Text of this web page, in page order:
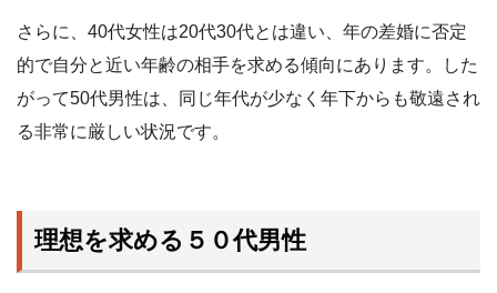
さらに、40代女性は20代30代とは違い、年の差婚に否定
的で自分と近い年齢の相手を求める傾向にあります。した
がって50代男性は、同じ年代が少なく年下からも敬遠され
る非常に厳しい状況です。
理想を求める５０代男性